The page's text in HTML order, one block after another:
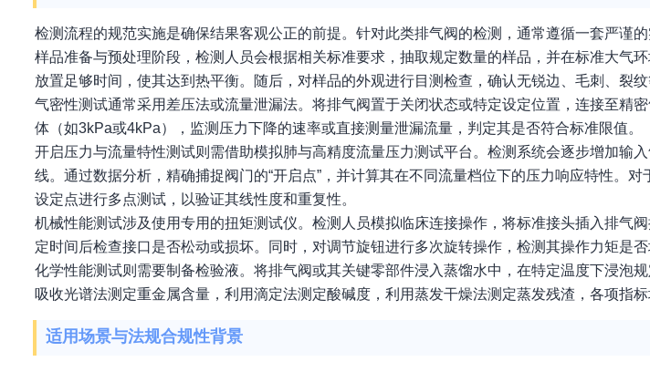
检测流程的规范实施是确保结果客观公正的前提。针对此类排气阀的检测，通常遵循一套严谨的
样品准备与预处理阶段，检测人员会根据相关标准要求，抽取规定数量的样品，并在标准大气
放置足够时间，使其达到热平衡。随后，对样品的外观进行目测检查，确认无锐边、毛刺、裂纹
气密性测试通常采用差压法或流量泄漏法。将排气阀置于关闭状态或特定设定位置，连接至精
体（如3kPa或4kPa），监测压力下降的速率或直接测量泄漏流量，判定其是否符合标准限值。
开启压力与流量特性测试则需借助模拟肺与高精度流量压力测试平台。检测系统会逐步增加输
线。通过数据分析，精确捕捉阀门的“开启点”，并计算其在不同流量档位下的压力响应特性。
设定点进行多点测试，以验证其线性度和重复性。
机械性能测试涉及使用专用的扭矩测试仪。检测人员模拟临床连接操作，将标准接头插入排气
定时间后检查接口是否松动或损坏。同时，对调节旋钮进行多次旋转操作，检测其操作力矩是
化学性能测试则需要制备检验液。将排气阀或其关键零部件浸入蒸馏水中，在特定温度下浸泡
吸收光谱法测定重金属含量，利用滴定法测定酸碱度，利用蒸发干燥法测定蒸发残渣，各项指
适用场景与法规合规性背景